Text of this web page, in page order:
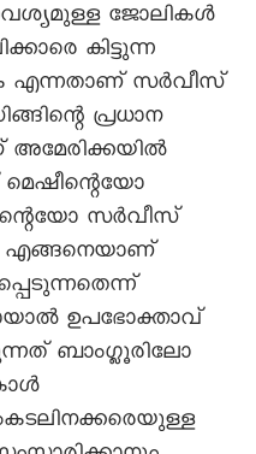
ജോലികൾ
കിട്ടുന്ന
എന്നതാണ് സർവീസ്
പ്രധാന
അമേരിക്കയിൽ
സർവീസ്
എങ്ങനെയാണ്
ഉപഭോക്താവ്
ബാംഗ്ലൂരിലോ